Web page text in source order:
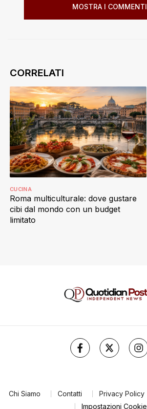
MOSTRA I COMMENTI
Roma multiculturale: dove gustare
cibi dal mondo con un budget
limitato
CUCINA
Chi Siamo Contatti Privacy Policy
Impostazioni Cookie